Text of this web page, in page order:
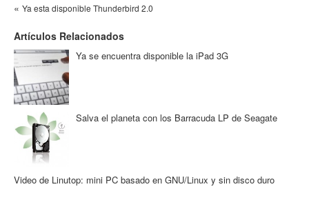
« Ya esta disponible Thunderbird 2.0
Artículos Relacionados
Ya se encuentra disponible la iPad 3G
Salva el planeta con los Barracuda LP de Seagate
Video de Linutop: mini PC basado en GNU/Linux y sin disco duro